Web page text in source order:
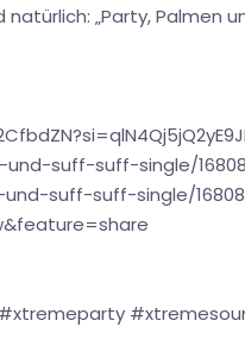
„Party, Palmen
suff-suff-single/
suff-suff-single/